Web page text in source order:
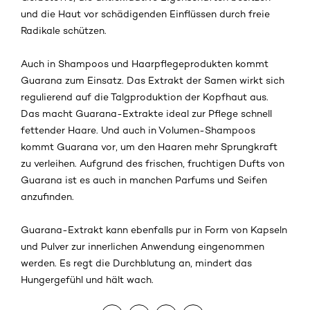
und die Haut vor schädigenden Einflüssen durch freie
Radikale schützen.
Auch in Shampoos und Haarpflegeprodukten kommt
Guarana zum Einsatz. Das Extrakt der Samen wirkt sich
regulierend auf die Talgproduktion der Kopfhaut aus.
Das macht Guarana-Extrakte ideal zur Pflege schnell
fettender Haare. Und auch in Volumen-Shampoos
kommt Guarana vor, um den Haaren mehr Sprungkraft
zu verleihen. Aufgrund des frischen, fruchtigen Dufts von
Guarana ist es auch in manchen Parfums und Seifen
anzufinden.
Guarana-Extrakt kann ebenfalls pur in Form von Kapseln
und Pulver zur innerlichen Anwendung eingenommen
werden. Es regt die Durchblutung an, mindert das
Hungergefühl und hält wach.